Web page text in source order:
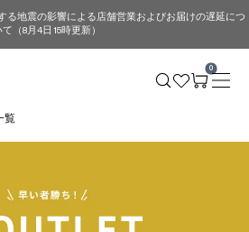
る地震の影響による店舗営業およびお届けの遅延につ
て（8月4日 15時更新）
0
覧